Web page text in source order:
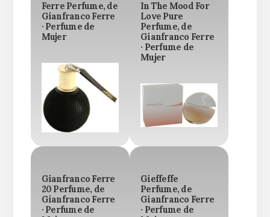
Ferre Perfume, de
Gianfranco Ferre
· Perfume de
Mujer
In The Mood For
Love Pure
Perfume, de
Gianfranco Ferre
· Perfume de
Mujer
Gianfranco Ferre
20 Perfume, de
Gianfranco Ferre
· Perfume de
Gieffeffe
Perfume, de
Gianfranco Ferre
· Perfume de